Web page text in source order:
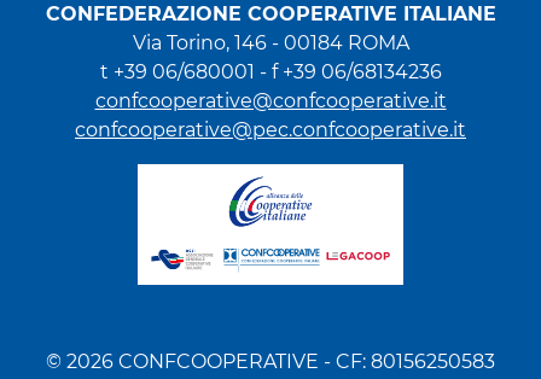
CONFEDERAZIONE COOPERATIVE ITALIANE
Via Torino, 146 - 00184 ROMA
t +39 06/680001 - f +39 06/68134236
confcooperative@confcooperative.it
confcooperative@pec.confcooperative.it
© 2026 CONFCOOPERATIVE - CF: 80156250583